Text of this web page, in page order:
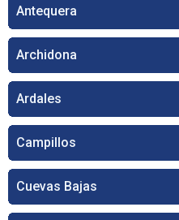
Antequera
Archidona
Ardales
Campillos
Cuevas Bajas